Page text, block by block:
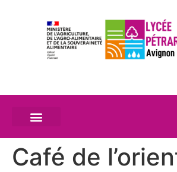
Café de